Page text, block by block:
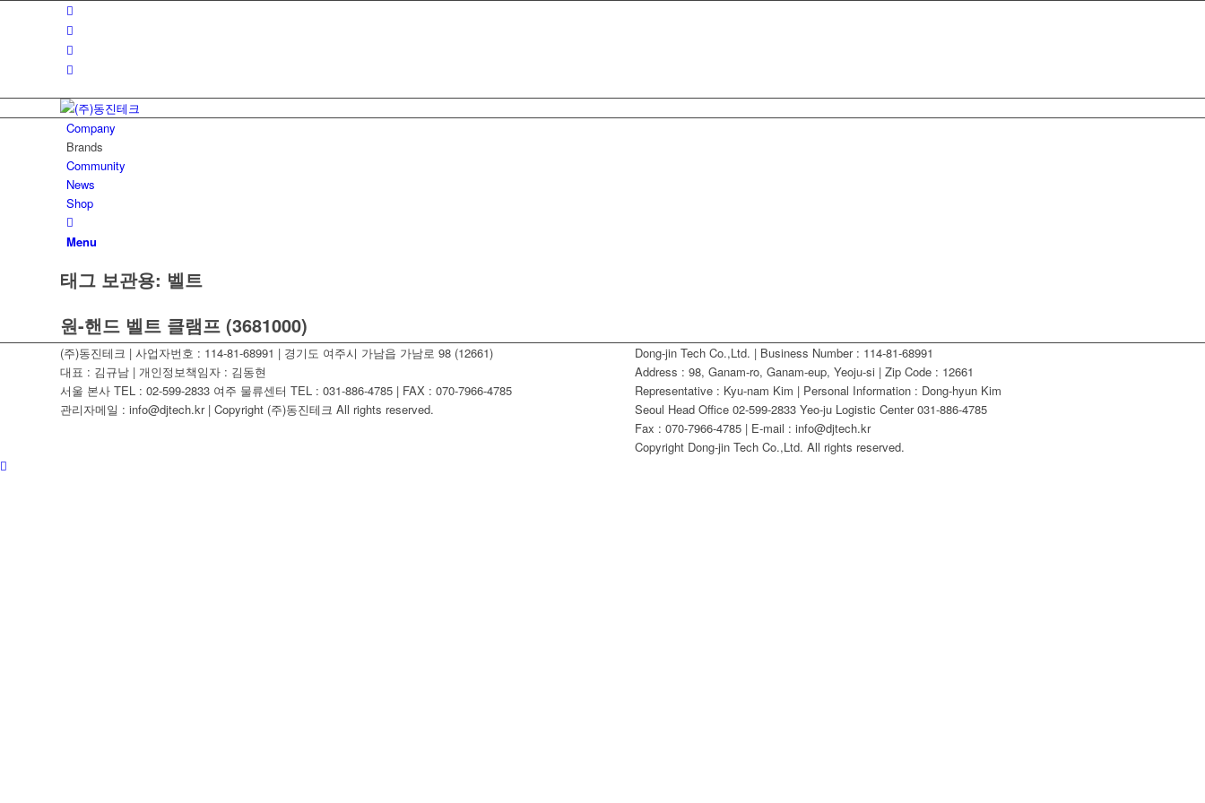
Company
Brands
Community
News
Shop
Menu
태그 보관용: 벨트
원-핸드 벨트 클램프 (3681000)
(주)동진테크 | 사업자번호 : 114-81-68991 | 경기도 여주시 가남읍 가남로 98 (12661)
대표 : 김규남 | 개인정보책임자 : 김동현
서울 본사 TEL : 02-599-2833 여주 물류센터 TEL : 031-886-4785 | FAX : 070-7966-4785
관리자메일 : info@djtech.kr | Copyright (주)동진테크 All rights reserved.
Dong-jin Tech Co.,Ltd. | Business Number : 114-81-68991
Address : 98, Ganam-ro, Ganam-eup, Yeoju-si | Zip Code : 12661
Representative : Kyu-nam Kim | Personal Information : Dong-hyun Kim
Seoul Head Office 02-599-2833 Yeo-ju Logistic Center 031-886-4785
Fax : 070-7966-4785 | E-mail : info@djtech.kr
Copyright Dong-jin Tech Co.,Ltd. All rights reserved.